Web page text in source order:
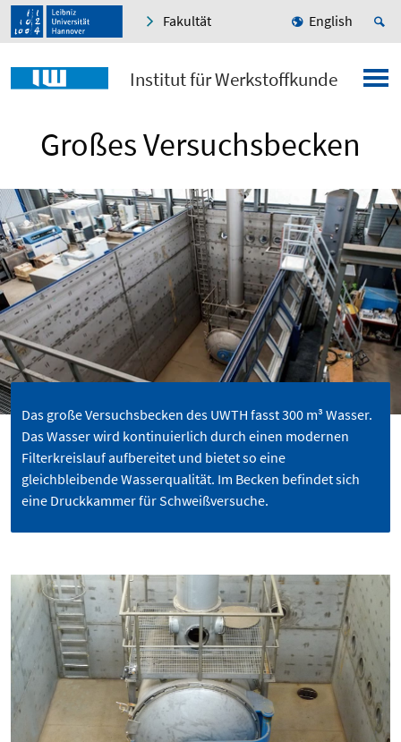
Fakultät English
Institut für Werkstoffkunde
Großes Versuchsbecken
Das große Versuchsbecken des UWTH fasst 300 m³ Wasser.
Das Wasser wird kontinuierlich durch einen modernen
Filterkreislauf aufbereitet und bietet so eine
gleichbleibende Wasserqualität. Im Becken befindet sich
eine Druckkammer für Schweißversuche.